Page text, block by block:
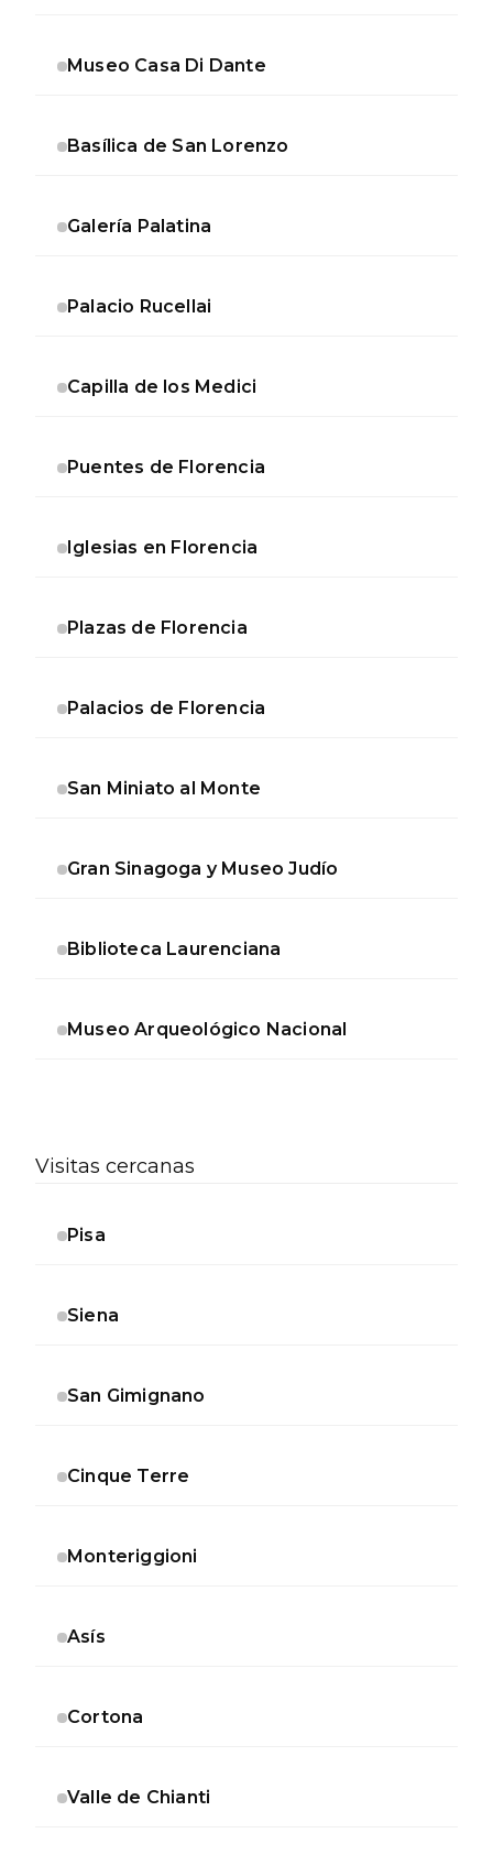
Museo Casa Di Dante
Basílica de San Lorenzo
Galería Palatina
Palacio Rucellai
Capilla de los Medici
Puentes de Florencia
Iglesias en Florencia
Plazas de Florencia
Palacios de Florencia
San Miniato al Monte
Gran Sinagoga y Museo Judío
Biblioteca Laurenciana
Museo Arqueológico Nacional
Visitas cercanas
Pisa
Siena
San Gimignano
Cinque Terre
Monteriggioni
Asís
Cortona
Valle de Chianti